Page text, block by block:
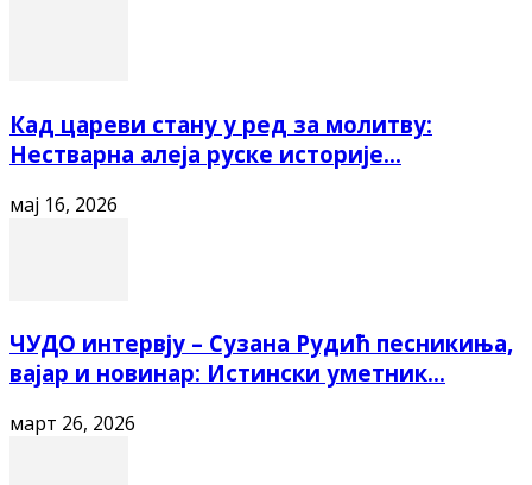
Кад цареви стану у ред за молитву:
Нестварна алеја руске историје...
мај 16, 2026
ЧУДО интервју – Сузана Рудић песникиња,
вајар и новинар: Истински уметник...
март 26, 2026